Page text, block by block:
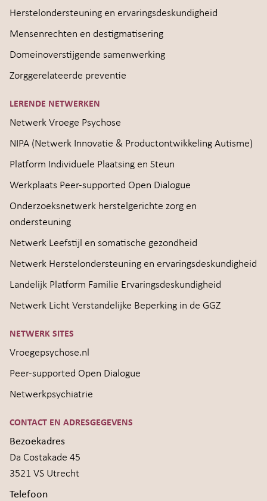
Herstelondersteuning en ervaringsdeskundigheid
Mensenrechten en destigmatisering
Domeinoverstijgende samenwerking
Zorggerelateerde preventie
LERENDE NETWERKEN
Netwerk Vroege Psychose
NIPA (Netwerk Innovatie & Productontwikkeling Autisme)
Platform Individuele Plaatsing en Steun
Werkplaats Peer-supported Open Dialogue
Onderzoeksnetwerk herstelgerichte zorg en
ondersteuning
Netwerk Leefstijl en somatische gezondheid
Netwerk Herstelondersteuning en ervaringsdeskundigheid
Landelijk Platform Familie Ervaringsdeskundigheid
Netwerk Licht Verstandelijke Beperking in de GGZ
NETWERK SITES
Vroegepsychose.nl
Peer-supported Open Dialogue
Netwerkpsychiatrie
CONTACT EN ADRESGEGEVENS
Bezoekadres
Da Costakade 45
3521 VS Utrecht
Telefoon